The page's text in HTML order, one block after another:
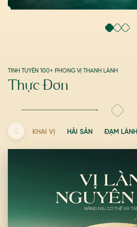
TINH TUYỂN 100+ PHONG VỊ THANH LÀNH
Thực Đơn
KHAI VỊ HẢI SẢN ĐẠM LÀNH